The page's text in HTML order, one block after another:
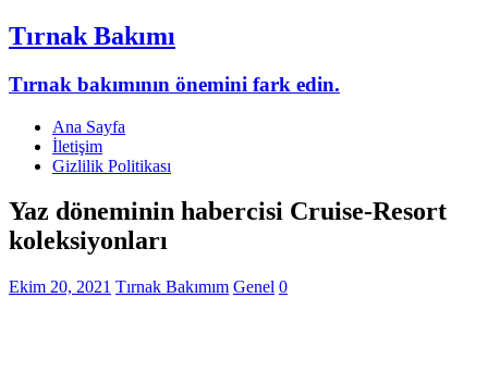
Tırnak Bakımı
Tırnak bakımının önemini fark edin.
Ana Sayfa
İletişim
Gizlilik Politikası
Yaz döneminin habercisi Cruise-Resort
koleksiyonları
Ekim 20, 2021 Tırnak Bakımım Genel 0